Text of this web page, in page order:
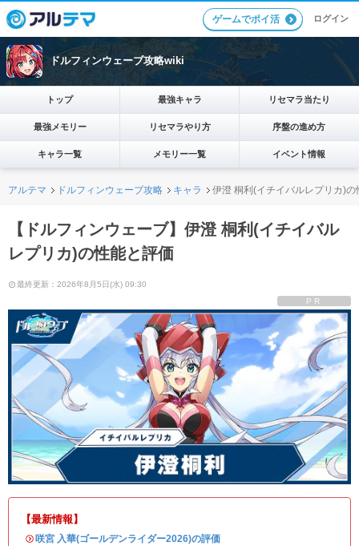
ゲームでポイ活 ログイン
ドルフィンウェーブ攻略wiki
トップ 最強キャラ リセマラ当たり
最強メモリー リセマラやり方 序盤の進め方
キャラ一覧 メモリー一覧 イベント情報
アルテマ ドルフィンウェーブ攻略 キャラ 伊澄 桐利(イチイバルレプリカ)の
【ドルフィンウェーブ】伊澄 桐利(イチイバル
レプリカ)の性能と評価
最終更新：2026年8月5日(水) 09:30
PR
【最新情報】
・咲宮 入華(ゴールデンライダー2026)の評価